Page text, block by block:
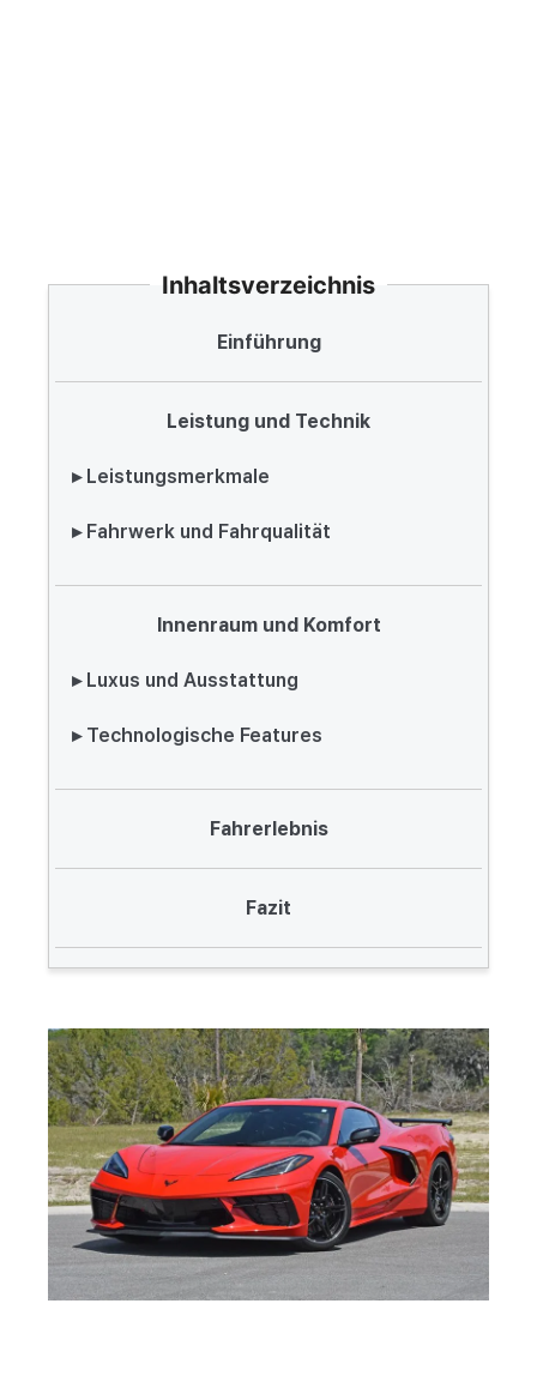
Inhaltsverzeichnis
Einführung
Leistung und Technik
▸ Leistungsmerkmale
▸ Fahrwerk und Fahrqualität
Innenraum und Komfort
▸ Luxus und Ausstattung
▸ Technologische Features
Fahrerlebnis
Fazit